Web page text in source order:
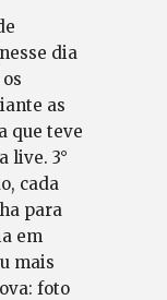
dia
as
que teve
live. 3°
cada
para
em
mais
foto